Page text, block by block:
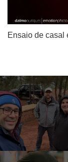
Ensaio de casal